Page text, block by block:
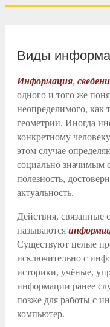
Виды
Информация,
одного и того же
неопределимого, как
геометрии. Иногда
конкретному
этом случае
социально значимым
полезность,
актуальность.
Действия, связанные
называются
Существуют целые
исключительно с
историки, учёные,
информации ранее
позже для работы с
компьютер.